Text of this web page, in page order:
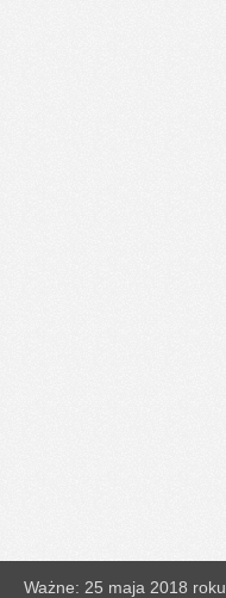
Ważne: 25 maja 2018